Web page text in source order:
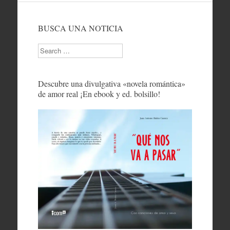
BUSCA UNA NOTICIA
Search
Descubre una divulgativa «novela romántica»
de amor real ¡En ebook y ed. bolsillo!